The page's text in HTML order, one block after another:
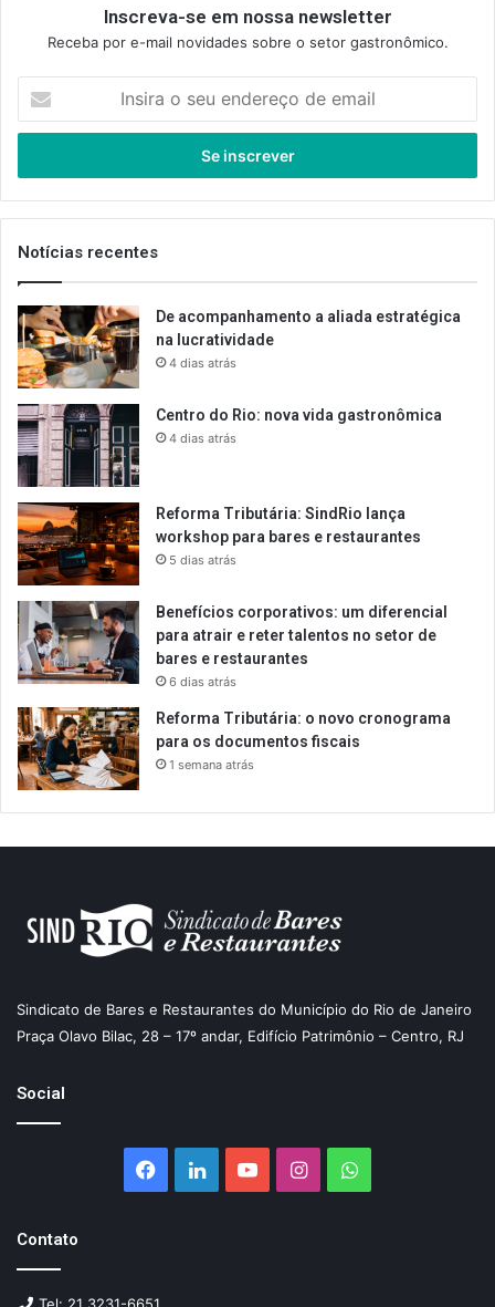
Inscreva-se em nossa newsletter
Receba por e-mail novidades sobre o setor gastronômico.
seu
de
email
Notícias recentes
De acompanhamento a aliada estratégica
na lucratividade
4 dias atrás
Centro do Rio: nova vida gastronômica
4 dias atrás
Reforma Tributária: SindRio lança
workshop para bares e restaurantes
5 dias atrás
Benefícios corporativos: um diferencial
para atrair e reter talentos no setor de
bares e restaurantes
6 dias atrás
Reforma Tributária: o novo cronograma
para os documentos fiscais
1 semana atrás
Sindicato de Bares e Restaurantes do Município do Rio de Janeiro
Praça Olavo Bilac, 28 – 17º andar, Edifício Patrimônio – Centro, RJ
Social
Facebook
LinkedinYouTubeInstagramWhatsApp
Contato
Tel: 21 3231-6651